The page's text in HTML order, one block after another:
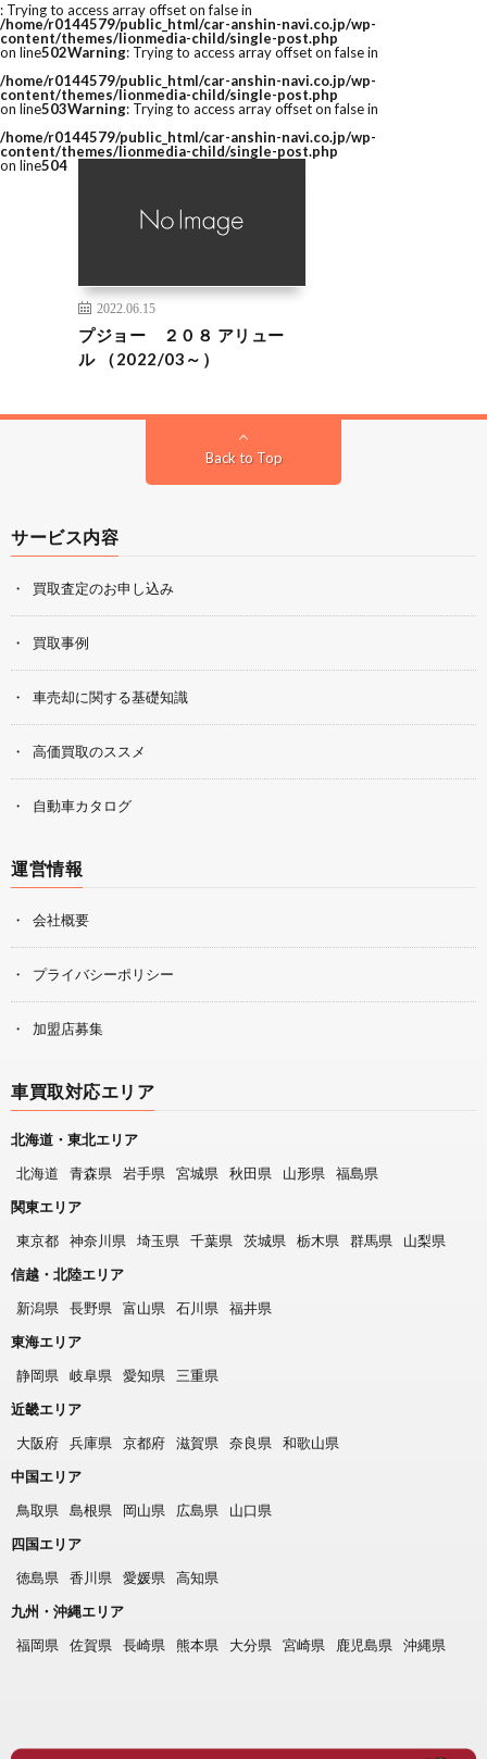
: Trying to access array offset on false in
/home/r0144579/public_html/car-anshin-navi.co.jp/wp-
content/themes/lionmedia-child/single-post.php
on line502Warning: Trying to access array offset on false in
/home/r0144579/public_html/car-anshin-navi.co.jp/wp-
content/themes/lionmedia-child/single-post.php
on line503Warning: Trying to access array offset on false in
/home/r0144579/public_html/car-anshin-navi.co.jp/wp-
content/themes/lionmedia-child/single-post.php
on line504
2022.06.15
プジョー ２０８ アリュー
ル （2022/03～）
Back to Top
サービス内容
買取査定のお申し込み
買取事例
車売却に関する基礎知識
高価買取のススメ
自動車カタログ
運営情報
会社概要
プライバシーポリシー
加盟店募集
車買取対応エリア
北海道・東北エリア
北海道
青森県 岩手県 宮城県 秋田県 山形県
福島県
関東エリア
東京都
神奈川県 埼玉県 千葉県 茨城県 栃木県 群馬県
山梨県
信越・北陸エリア
新潟県
長野県 富山県 石川県
福井県
東海エリア
静岡県
岐阜県 愛知県
三重県
近畿エリア
大阪府
兵庫県 京都府 滋賀県 奈良県
和歌山県
中国エリア
鳥取県
島根県 岡山県 広島県
山口県
四国エリア
徳島県
香川県 愛媛県
高知県
九州・沖縄エリア
福岡県
佐賀県 長崎県 熊本県 大分県 宮崎県 鹿児島県 沖縄県